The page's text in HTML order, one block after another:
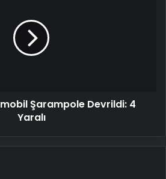
Şarampole Devrildi: 4
Yaralı